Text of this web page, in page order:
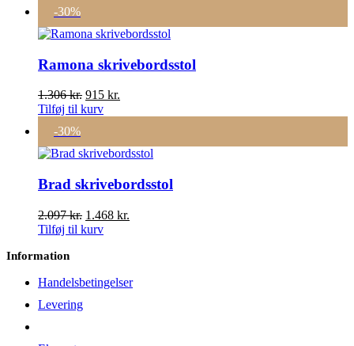
1.681 kr..1.176 kr..
-30%
Ramona skrivebordsstol
1.306kr. Den
oprindelige
1.306 kr..
915 kr.
915 kr..
Tilføj til kurv
-30%
Brad skrivebordsstol
2.097kr. Den
oprindelige
1.468 kr.
Tilføj til kurv
Information
Handelsbetingelser
Levering